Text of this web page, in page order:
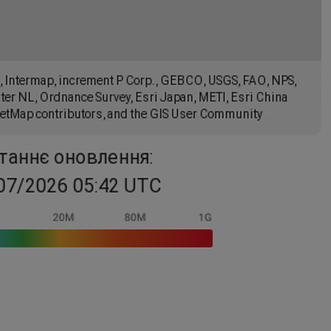
increment P Corp., GEBCO, USGS, FAO, NPS,
NL, Ordnance Survey, Esri Japan, METI, Esri China
contributors, and the GIS User Community
оновлення:
2026 05:42 UTC